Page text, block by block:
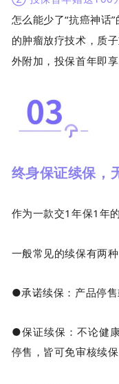
怎么能少了“抗癌神话
的肿瘤放疗技术，质
外附加，投保首年即享
终身保证续保，
作为一款交1年保1年
一般常见的续保有两
●承诺续保：产品停售
●保证续保：不论健
停售，皆可免审核续保